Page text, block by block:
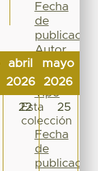
abril
2026
mayo
2026
22 25
Fecha
de
publicación
Autor
Título
Materia
Tipo
Esta
colección
Fecha
de
publicación